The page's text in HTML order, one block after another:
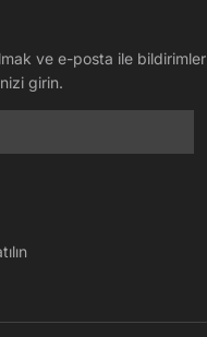
ve e-posta ile bildirimler
girin.